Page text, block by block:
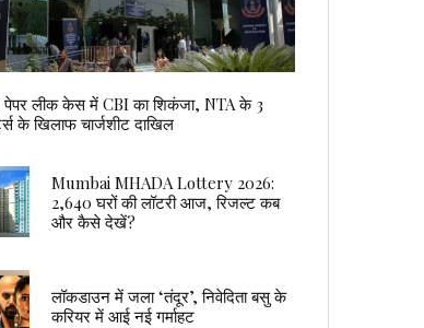
पेपर लीक केस में CBI का शिकंजा, NTA के 3
के खिलाफ चार्जशीट दाखिल
Mumbai MHADA Lottery 2026:
2,640 घरों की लॉटरी आज, रिजल्ट कब
और कैसे देखें?
लॉकडाउन में जला ‘तंदूर’, निवेदिता बसु के
करियर में आई नई गर्माहट